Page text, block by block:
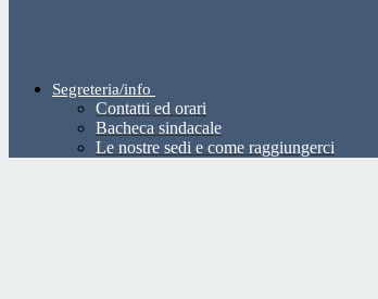
Segreteria/info
Contatti ed orari
Bacheca sindacale
Le nostre sedi e come raggiungerci